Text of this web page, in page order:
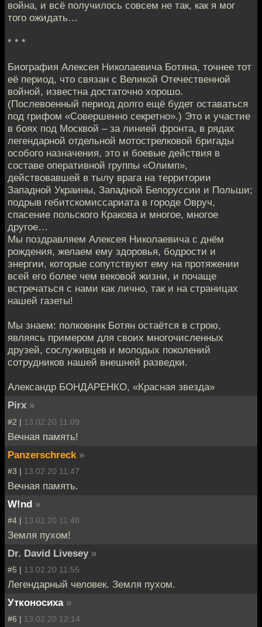
война, и всё получилось совсем не так, как я мог
того ожидать…
* * *
Биография Алексея Николаевича Ботяна, точнее тот
её период, что связан с Великой Отечественной
войной, известна достаточно хорошо.
(Послевоенный период долго ещё будет оставаться
под грифом «Совершенно секретно».) Это и участие
в боях под Москвой – за линией фронта, в рядах
легендарной отдельной мотострелковой бригады
особого назначения, это и боевые действия в
составе оперативной группы «Олимп»,
действовавшей в тылу врага на территории
Западной Украины, Западной Белоруссии и Польши;
подрыв гебитскомиссариата в городе Овруч,
спасение польского Кракова и многое, многое
другое…
Мы поздравляем Алексея Николаевича с днём
рождения, желаем ему здоровья, бодрости и
энергии, которые сопутствуют ему на протяжении
всей его более чем вековой жизни, и почаще
встречаться с нами как лично, так и на страницах
нашей газеты!
Мы знаем: полковник Ботян остаётся в строю,
являясь примером для своих многочисленных
друзей, сослуживцев и молодых поколений
сотрудников нашей внешней разведки.
Александр БОНДАРЕНКО, «Красная звезда»
Pirx »
#2 | 13.02.20 11:09
Вечная память!
Panzerschreck »
#3 | 13.02.20 11:47
Вечная память.
W!nd »
#4 | 13.02.20 11:48
Земля пухом!
Dr. David Livesey »
#5 | 13.02.20 11:55
Легендарный человек. Земля пухом.
Утконосиха »
#6 | 13.02.20 12:14